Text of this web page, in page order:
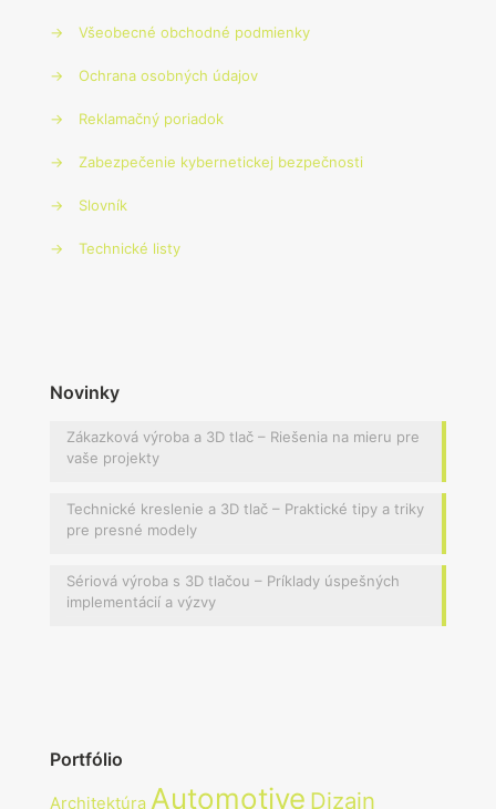
→ Všeobecné obchodné podmienky
→ Ochrana osobných údajov
→ Reklamačný poriadok
→ Zabezpečenie kybernetickej bezpečnosti
→ Slovník
→ Technické listy
Novinky
Zákazková výroba a 3D tlač – Riešenia na mieru pre
vaše projekty
Technické kreslenie a 3D tlač – Praktické tipy a triky
pre presné modely
Sériová výroba s 3D tlačou – Príklady úspešných
implementácií a výzvy
Portfólio
Architektúra Automotive Dizajn